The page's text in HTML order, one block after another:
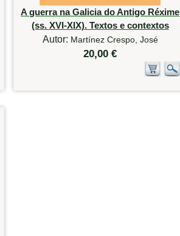
A guerra na Galicia do Antigo Réxime
(ss. XVI-XIX). Textos e contextos
Autor: Martínez Crespo, José
20,00 €